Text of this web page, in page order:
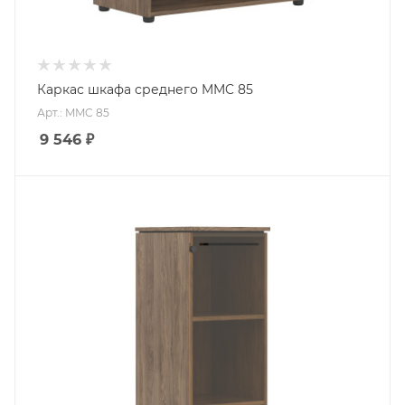
Каркас шкафа среднего MMC 85
Арт.: MMC 85
9 546 ₽